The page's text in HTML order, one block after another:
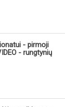
- pirmoji
- rungtynių